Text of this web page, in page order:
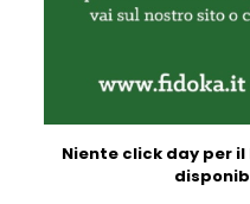
Niente click day per